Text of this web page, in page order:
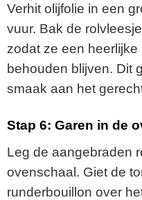
Verhit olijfolie in een
vuur. Bak de
zodat ze een
behouden blijven. Dit
smaak aan het
Stap 6: Garen in de
Leg de aangebraden
ovenschaal. Giet de
runderbouillon over